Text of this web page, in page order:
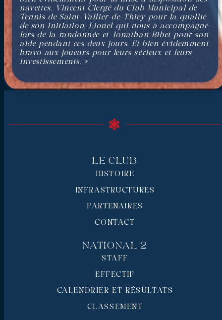
navettes, Vincent Clergé du Club Municipal de
Tennis de Saint-Vallier-de-Thiey pour la qualité
de son initiation, Lionel qui nous a accompagné
lors de la randonnée et Jonathan Bibet pour son
aide pendant ces deux jours. Et bien évidemment
bravo aux joueurs pour leurs sérieux et leurs
investissements. »
Le Club
HISTOIRE
INFRASTRUCTURES
PARTENAIRES
CONTACT
National 2
STAFF
EFFECTIF
CALENDRIER ET RÉSULTATS
CLASSEMENT